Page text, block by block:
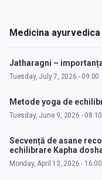
Medicina ayurvedica
Jatharagni –
Tuesday, July 7, 2026 - 09:00
Metode yoga de
Tuesday, June 9, 2026 - 08:10
Secvență de asane
echilibrare Kapha
Monday, April 13, 2026 - 16:00